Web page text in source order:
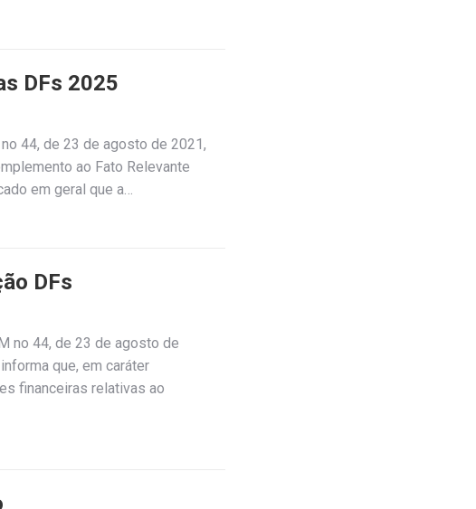
DFs 2025
44, de 23 de agosto de 2021,
ao Fato Relevante
em geral que a…
DFs
no 44, de 23 de agosto de
que, em caráter
financeiras relativas ao